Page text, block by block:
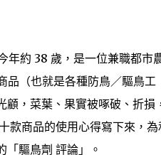
年約 38 歲，是一位兼職都市
（也就是各種防鳥／驅鳥工
顧，菜葉、果實被啄破、折損
款商品的使用心得寫下來，為
驅鳥劑 評論」。